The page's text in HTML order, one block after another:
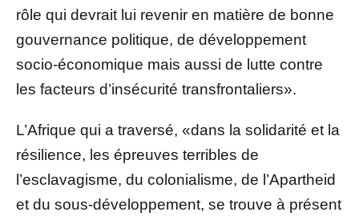
rôle qui devrait lui revenir en matière de bonne
gouvernance politique, de développement
socio-économique mais aussi de lutte contre
les facteurs d’insécurité transfrontaliers».
L’Afrique qui a traversé, «dans la solidarité et la
résilience, les épreuves terribles de
l’esclavagisme, du colonialisme, de l’Apartheid
et du sous-développement, se trouve à présent